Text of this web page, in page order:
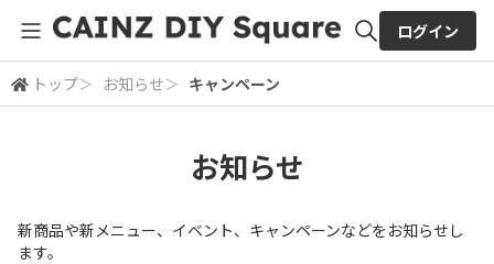
全体検索
ログイン
トップ＞ お知らせ＞ キャンペーン
お知らせ
新商品や新メニュー、イベント、キャンペーンなどをお知らせし
ます。